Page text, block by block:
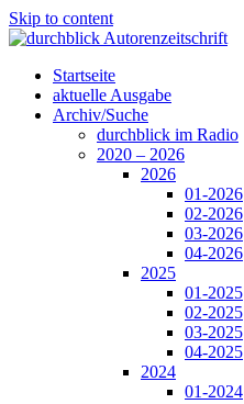
Skip to content
Startseite
aktuelle Ausgabe
Archiv/Suche
durchblick im Radio
2020 – 2026
2026
01-2026
02-2026
03-2026
04-2026
2025
01-2025
02-2025
03-2025
04-2025
2024
01-2024